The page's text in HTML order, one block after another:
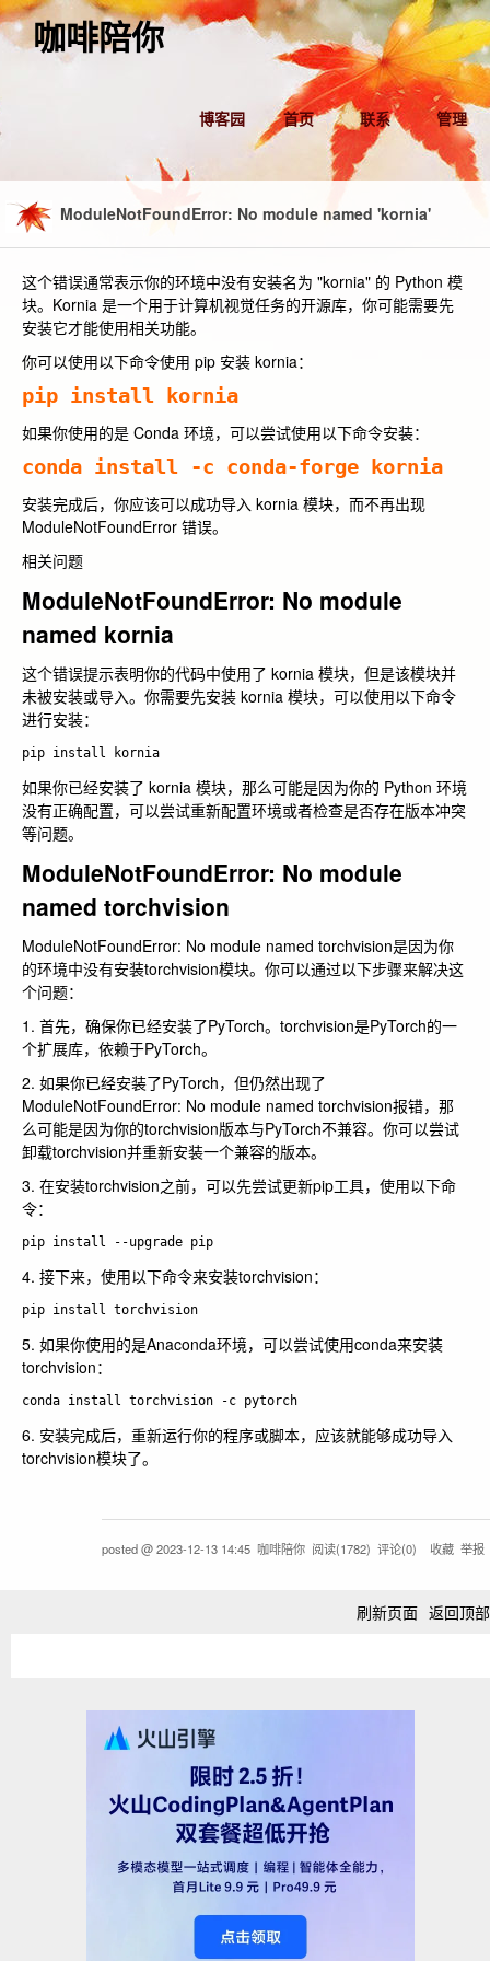
咖啡陪你
博客园 首页 联系 管理
ModuleNotFoundError: No module named 'kornia'
这个错误通常表示你的环境中没有安装名为 "kornia" 的 Python 模
块。Kornia 是一个用于计算机视觉任务的开源库，你可能需要先
安装它才能使用相关功能。
你可以使用以下命令使用 pip 安装 kornia：
如果你使用的是 Conda 环境，可以尝试使用以下命令安装：
安装完成后，你应该可以成功导入 kornia 模块，而不再出现
ModuleNotFoundError 错误。
相关问题
ModuleNotFoundError: No module
named kornia
这个错误提示表明你的代码中使用了 kornia 模块，但是该模块并
未被安装或导入。你需要先安装 kornia 模块，可以使用以下命令
进行安装：
如果你已经安装了 kornia 模块，那么可能是因为你的 Python 环境
没有正确配置，可以尝试重新配置环境或者检查是否存在版本冲突
等问题。
ModuleNotFoundError: No module
named torchvision
ModuleNotFoundError: No module named torchvision是因为你
的环境中没有安装torchvision模块。你可以通过以下步骤来解决这
个问题：
1. 首先，确保你已经安装了PyTorch。torchvision是PyTorch的一
个扩展库，依赖于PyTorch。
2. 如果你已经安装了PyTorch，但仍然出现了
ModuleNotFoundError: No module named torchvision报错，那
么可能是因为你的torchvision版本与PyTorch不兼容。你可以尝试
卸载torchvision并重新安装一个兼容的版本。
3. 在安装torchvision之前，可以先尝试更新pip工具，使用以下命
令：
4. 接下来，使用以下命令来安装torchvision：
5. 如果你使用的是Anaconda环境，可以尝试使用conda来安装
torchvision：
6. 安装完成后，重新运行你的程序或脚本，应该就能够成功导入
torchvision模块了。
posted @2023-12-13 14:45 咖啡陪你 阅读(1782) 评论(0) 收藏 举报
刷新页面 返回顶部